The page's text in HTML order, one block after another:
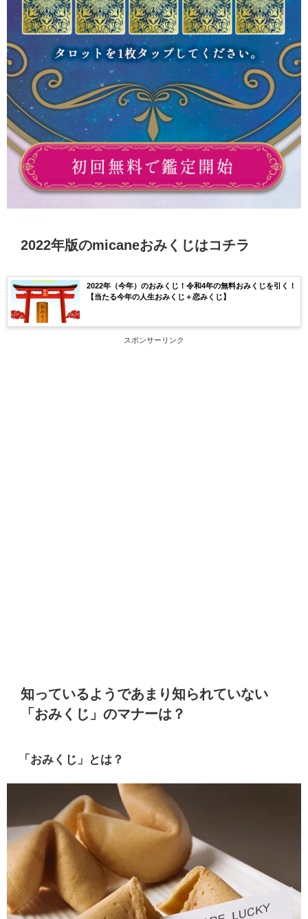
2022年版のmicaneおみくじはコチラ
2022年（今年）のおみくじ！令和4年の無料おみくじを引く！
【当たる今年の人生おみくじ＋恋みくじ】
スポンサーリンク
知っているようであまり知られていない
「おみくじ」のマナーは？
「おみくじ」とは？